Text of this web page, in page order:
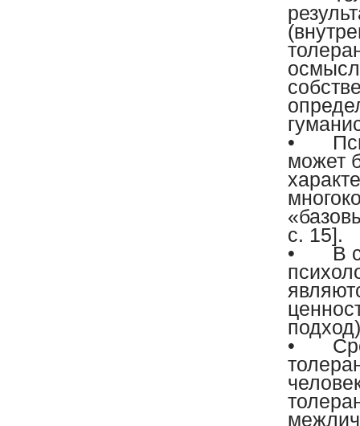
•
может
с. 15].
•
В
•